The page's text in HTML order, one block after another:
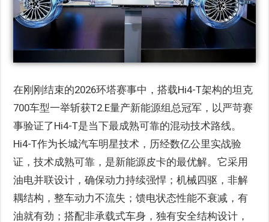
在刚刚结束的2026环塔赛事中，搭载Hi4-T架构的坦克
700车型一举斩获T2.E量产新能源组总冠军，以严苛赛
事验证了Hi4-T是当下最成熟可靠的混动技术路线。
Hi4-T作为长城汽车明星技术，历经数亿公里实战验
证，技术成熟可靠，是新能源皮卡的最优解。它采用
油电并联设计，确保动力持续强悍；机械四驱，非解
耦结构，整车动力不流失；馈电状态性能不衰减，有
油就有劲；搭配非承载式车身，独有安全结构设计，